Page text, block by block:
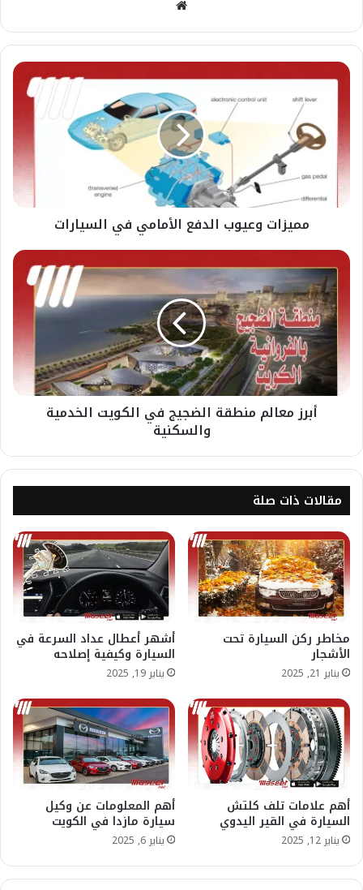
مميزات وعيوب الدفع الأمامي في السيارات
أبرز معالم منطقة الضجيج في الكويت الخدمية
والسكنية
مقالات ذات صلة
مخاطر ركن السيارة تحت
الأشجار
يناير 21, 2025
أشهر أعطال عداد السرعة في
السيارة وكيفية إصلاحه
يناير 19, 2025
أهم علامات تلف كلتش
السيارة في القير اليدوي
يناير 12, 2025
أهم المعلومات عن وكيل
سيارة مازدا في الكويت
يناير 6, 2025